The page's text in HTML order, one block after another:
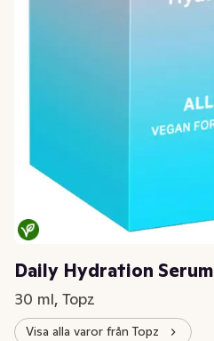
Daily Hydration Serum
30 ml, Topz
Visa alla varor från Topz